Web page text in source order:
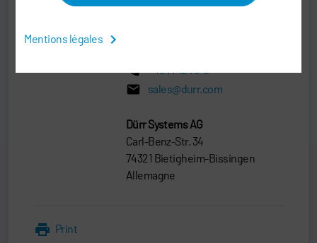
Mentions légales
Dr. Heiko Dieter
+49 7142 78-0
sales@durr.com
Dürr Systems AG
Carl-Benz-Str. 34
74321 Bietigheim-Bissingen
Allemagne
Print